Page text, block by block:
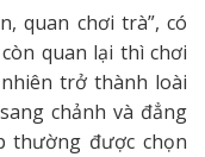
quan chơi trà”, có
quan lại thì chơi
trở thành loài
chảnh và đẳng
thường được chọn